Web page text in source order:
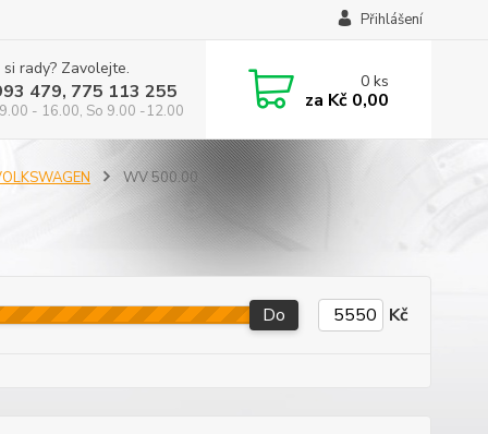
Přihlášení
rady? Zavolejte.
479, 775 113 255
- 16.00, So 9.00 -12.00
0ks
za Kč 0,00
WV 500.00
Do Kč